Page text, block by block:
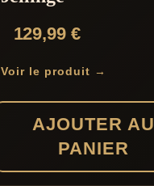
129,99 €
Voir le produit →
AJOUTER AU
PANIER